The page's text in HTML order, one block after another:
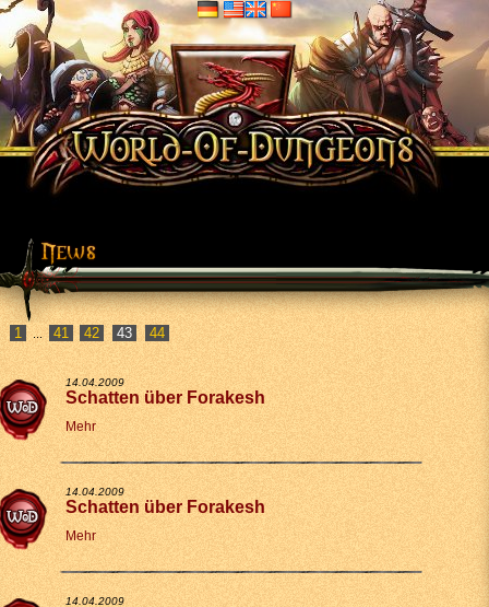
1 ... 41 42 44
14.04.2009
Schatten über Forakesh
Mehr
14.04.2009
Schatten über Forakesh
Mehr
14.04.2009